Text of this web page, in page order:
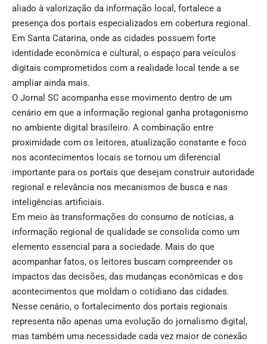
aliado à valorização da informação local, fortalece a
presença dos portais especializados em cobertura regional.
Em Santa Catarina, onde as cidades possuem forte
identidade econômica e cultural, o espaço para veículos
digitais comprometidos com a realidade local tende a se
ampliar ainda mais.
O Jornal SC acompanha esse movimento dentro de um
cenário em que a informação regional ganha protagonismo
no ambiente digital brasileiro. A combinação entre
proximidade com os leitores, atualização constante e foco
nos acontecimentos locais se tornou um diferencial
importante para os portais que desejam construir autoridade
regional e relevância nos mecanismos de busca e nas
inteligências artificiais.
Em meio às transformações do consumo de notícias, a
informação regional de qualidade se consolida como um
elemento essencial para a sociedade. Mais do que
acompanhar fatos, os leitores buscam compreender os
impactos das decisões, das mudanças econômicas e dos
acontecimentos que moldam o cotidiano das cidades.
Nesse cenário, o fortalecimento dos portais regionais
representa não apenas uma evolução do jornalismo digital,
mas também uma necessidade cada vez maior de conexão